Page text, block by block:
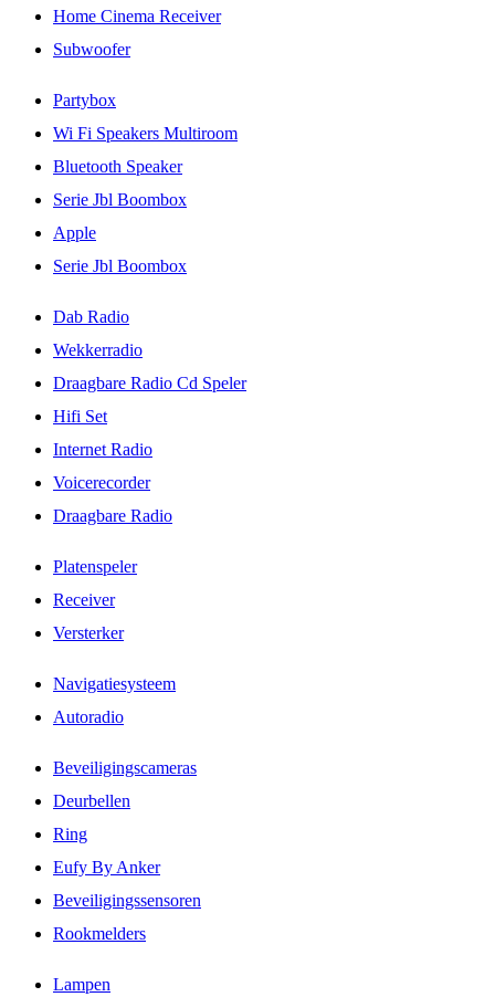
Home Cinema Receiver
Subwoofer
Partybox
Wi Fi Speakers Multiroom
Bluetooth Speaker
Serie Jbl Boombox
Apple
Serie Jbl Boombox
Dab Radio
Wekkerradio
Draagbare Radio Cd Speler
Hifi Set
Internet Radio
Voicerecorder
Draagbare Radio
Platenspeler
Receiver
Versterker
Navigatiesysteem
Autoradio
Beveiligingscameras
Deurbellen
Ring
Eufy By Anker
Beveiligingssensoren
Rookmelders
Lampen